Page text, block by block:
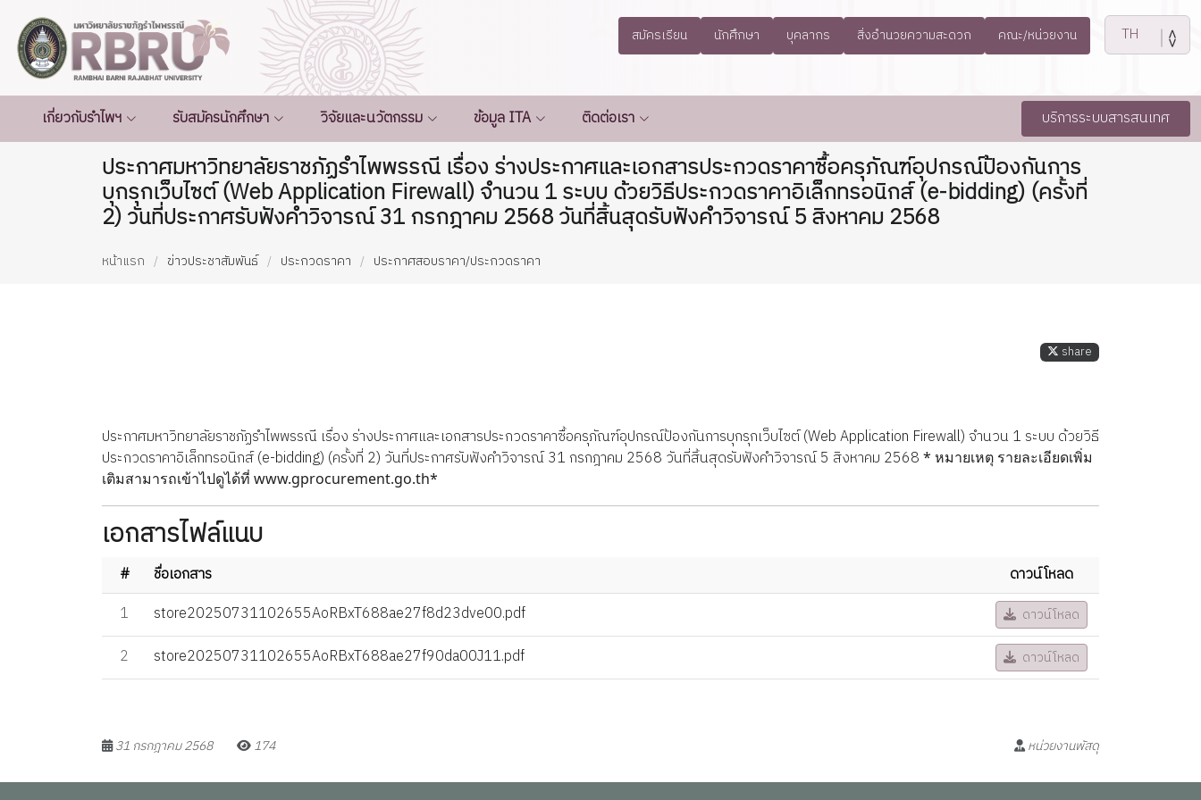
สมัครเรียน นักศึกษา บุคลากร สิ่งอำนวยความสะดวก คณะ/หน่วยงาน
เกี่ยวกับรำไพฯ รับสมัครนักศึกษา วิจัยและนวัตกรรม ข้อมูล ITA ติดต่อเรา บริการระบบสารสนเทศ
ประกาศมหาวิทยาลัยราชภัฏรำไพพรรณี เรื่อง ร่างประกาศและเอกสารประกวดราคาซื้อครุภัณฑ์อุปกรณ์ป้องกันการ
บุกรุกเว็บไซต์ (Web Application Firewall) จำนวน 1 ระบบ ด้วยวิธีประกวดราคาอิเล็กทรอนิกส์ (e-bidding) (ครั้งที่
2) วันที่ประกาศรับฟังคำวิจารณ์ 31 กรกฎาคม 2568 วันที่สิ้นสุดรับฟังคำวิจารณ์ 5 สิงหาคม 2568
หน้าแรก ข่าวประชาสัมพันธ์ ประกวดราคา ประกาศสอบราคา/ประกวดราคา
share
ประกาศมหาวิทยาลัยราชภัฏรำไพพรรณี เรื่อง ร่างประกาศและเอกสารประกวดราคาซื้อครุภัณฑ์อุปกรณ์ป้องกันการบุกรุกเว็บไซต์ (Web Application Firewall) จำนวน 1 ระบบ ด้วยวิธี
ประกวดราคาอิเล็กทรอนิกส์ (e-bidding) (ครั้งที่ 2) วันที่ประกาศรับฟังคำวิจารณ์ 31 กรกฎาคม 2568 วันที่สิ้นสุดรับฟังคำวิจารณ์ 5 สิงหาคม 2568 * หมายเหตุ รายละเอียดเพิ่ม
เติมสามารถเข้าไปดูได้ที่ www.gprocurement.go.th*
เอกสารไฟล์แนบ
# ชื่อเอกสาร
ดาวน์โหลด
1
store20250731102655AoRBxT688ae27f8d23dve00.pdf ดาวน์โหลด
2 store20250731102655AoRBxT688ae27f90da00J11.pdf ดาวน์โหลด
31 กรกฎาคม 2568 174 หน่วยงานพัสดุ